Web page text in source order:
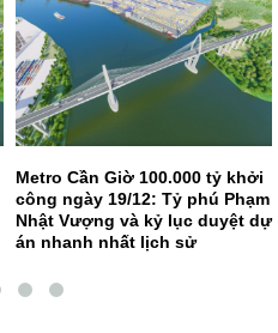
Metro Cần Giờ 100.000 tỷ khởi
công ngày 19/12: Tỷ phú Phạm
Nhật Vượng và kỷ lục duyệt dự
án nhanh nhất lịch sử